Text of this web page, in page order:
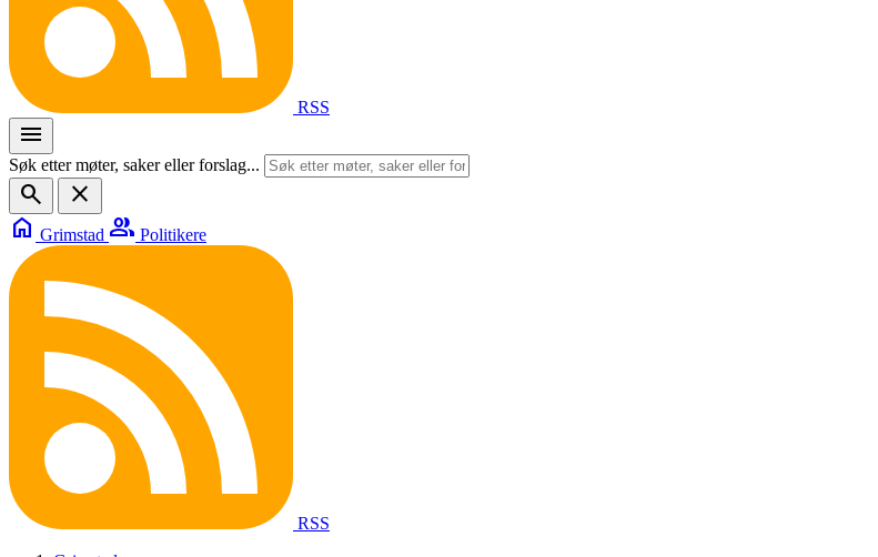
RSS
menu
Søk etter møter, saker eller forslag...
search
close
home Grimstad group Politikere
RSS